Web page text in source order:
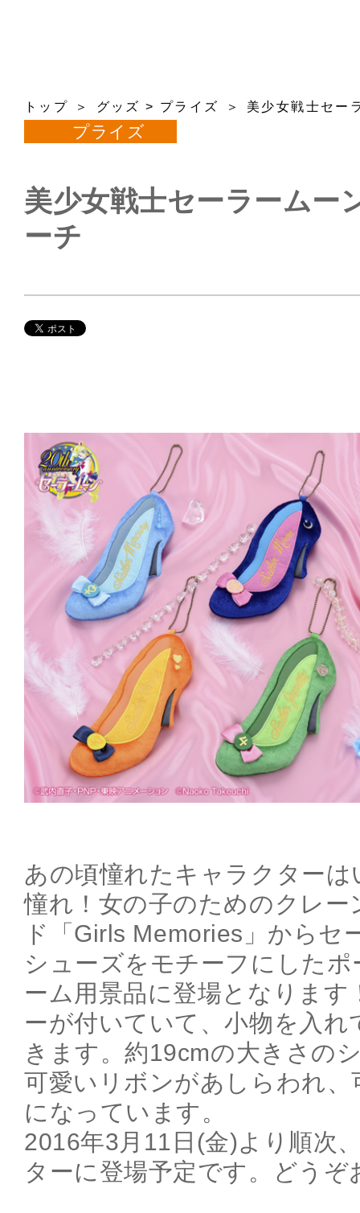
トップ グッズ > プライズ 美少女戦士セー
プライズ
美少女戦士セーラームー
ーチ
あの頃憧れたキャラクター
憧れ！女の子のためのクレ
ド「Girls Memories」からセ
シューズをモチーフにした
ーム用景品に登場となります
ーが付いていて、小物を入
きます。約19cmの大きさの
可愛いリボンがあしらわれ
になっています。
2016年3月11日(金)より順次
ターに登場予定です。どうぞ